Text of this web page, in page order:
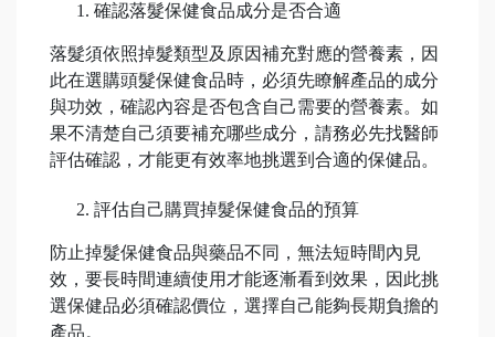
確認落髮保健食品成分是否合適
落髮須依照掉髮類型及原因補充對應的營養素，因
此在選購頭髮保健食品時，必須先瞭解產品的成分
與功效，確認內容是否包含自己需要的營養素。如
果不清楚自己須要補充哪些成分，請務必先找醫師
評估確認，才能更有效率地挑選到合適的保健品。
評估自己購買掉髮保健食品的預算
防止掉髮保健食品與藥品不同，無法短時間內見
效，要長時間連續使用才能逐漸看到效果，因此挑
選保健品必須確認價位，選擇自己能夠長期負擔的
產品。